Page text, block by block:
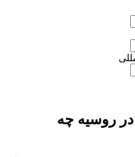
روسیه چه